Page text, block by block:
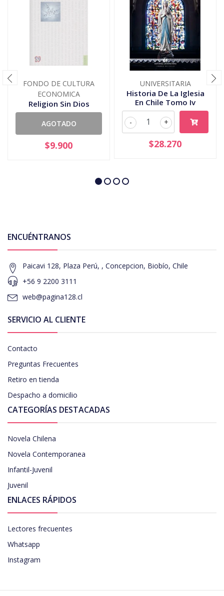
FONDO DE CULTURA
ECONOMICA
Religion Sin Dios
AGOTADO
$9.900
UNIVERSITARIA
Historia De La Iglesia
En Chile Tomo Iv
+
-
$28.270
ENCUÉNTRANOS
Paicavi 128, Plaza Perú, , Concepcion, Biobío, Chile
+56 9 2200 3111
web@pagina128.cl
SERVICIO AL CLIENTE
Contacto
Preguntas Frecuentes
Retiro en tienda
Despacho a domicilio
CATEGORÍAS DESTACADAS
Novela Chilena
Novela Contemporanea
Infantil-Juvenil
Juvenil
ENLACES RÁPIDOS
Lectores frecuentes
Whatsapp
Instagram